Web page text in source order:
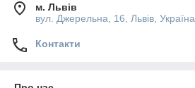
м. Львів
вул. Джерельна, 16, Львів, Україна
Контакти